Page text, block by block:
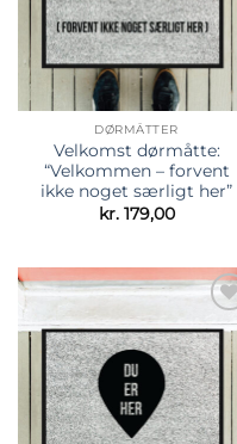
DØRMÅTTER
Velkomst dørmåtte:
“Velkommen – forvent
ikke noget særligt her”
kr.179,00
Tilføj til
ønskeliste